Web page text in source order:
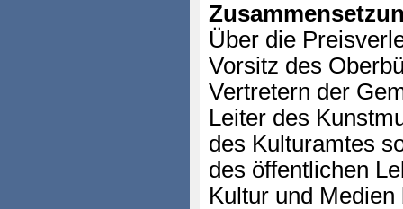
Über die
Vorsitz des
Vertretern der
Leiter des
des Kulturamtes
des öffentlichen
Kultur und